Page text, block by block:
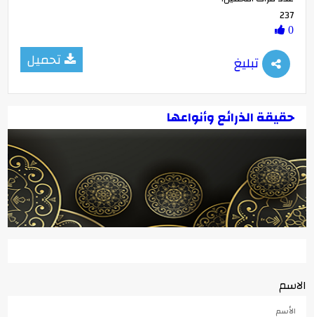
237
0
تحميل تبليغ
حقيقة الذرائع وأنواعها
الاسم